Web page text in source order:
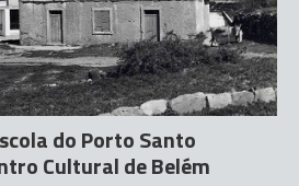
do Porto Santo
Cultural de Belém